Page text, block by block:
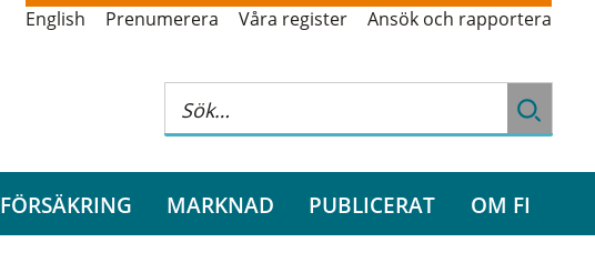
English Prenumerera Våra register Ansök och rapportera
FÖRSÄKRING MARKNAD PUBLICERAT OM FI